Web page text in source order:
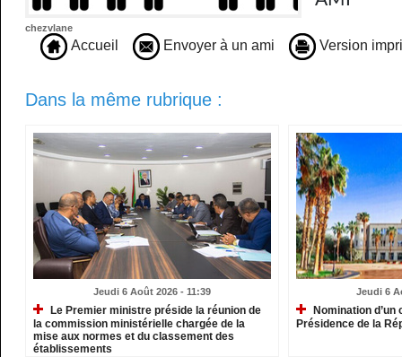
chezvlane
Accueil Envoyer à un ami Version
Dans la même rubrique :
Jeudi 6 Août 2026 - 11:39
Le Premier ministre préside la réunion de
la commission ministérielle chargée de la
mise aux normes et du classement des
établissements
Jeudi 6
Nomination
Présidence de la